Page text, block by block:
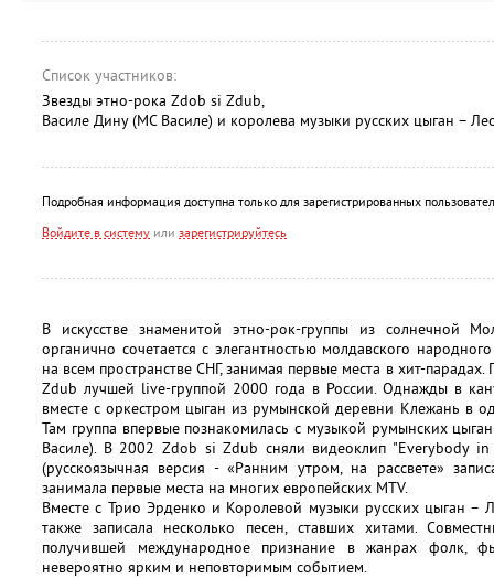
Список участников:
Звезды этно-рока Zdob si Zdub,
Василе Дину (МС Василе) и королева музыки русских цыган –
Подробная информация доступна только для зарегистрированных
Войдите в систему или зарегистрируйтесь
В искусстве знаменитой этно-рок-группы из солнечной
органично сочетается с элегантностью молдавского
на всем пространстве СНГ, занимая первые места в хит-
Zdub лучшей live-группой 2000 года в России. Однажды в
вместе с оркестром цыган из румынской деревни Клежань в
Там группа впервые познакомилась с музыкой румынских
Василе). В 2002 Zdob si Zdub сняли видеоклип "Everybody
(русскоязычная версия - «Ранним утром, на рассвете»
занимала первые места на многих европейских MTV.
Вместе с Трио Эрденко и Королевой музыки русских цыган –
также записала несколько песен, ставших хитами.
получившей международное признание в жанрах фолк,
невероятно ярким и неповторимым событием.